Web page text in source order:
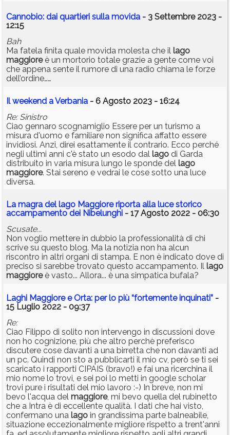
Cannobio: dai quartieri sulla movida - 3 Settembre 2023 -
12:15
Bah
Ma fatela finita quale movida molesta che il lago
maggioreè un mortorio totale grazie a gente come voi
che appena sente il rumore di una radio chiama le forze
dell’ordine……
Il weekend a Verbania - 6 Agosto 2023 - 16:24
Re: Sinistro
Ciao gennaro scognamiglio Essere per un turismo a
misura d'uomo e familiare non significa affatto essere
invidiosi. Anzi, direi esattamente il contrario. Ecco perché
negli ultimi anni c'è stato un esodo dal lago di Garda
distribuito in varia misura lungo le sponde del lago
maggiore. Stai sereno e vedrai le cose sotto una luce
diversa.
La magra del lago Maggiore riporta alla luce storico
accampamento dei Nibelunghi - 17 Agosto 2022 - 06:30
Scusate...
Non voglio mettere in dubbio la professionalità di chi
scrive su questo blog. Ma la notizia non ha alcun
riscontro in altri organi di stampa. E non è indicato dove di
preciso si sarebbe trovato questo accampamento. Il lago
maggioreè vasto... Allora... è una simpatica bufala?
Laghi Maggiore e Orta: per lo più “fortemente inquinati” -
15 Luglio 2022 - 09:37
Re:
Ciao Filippo di solito non intervengo in discussioni dove
non ho cognizione, più che altro perchè preferisco
discutere cose davanti a una birretta che non davanti ad
un pc. Quindi non sto a pubblicarti il mio cv, però se ti sei
scaricato i rapporti CIPAIS (bravo!) e fai una ricerchina il
mio nome lo trovi, e sei poi lo metti in google scholar
trovi pure i risultati del mio lavoro :-) In breve, non mi
bevo l'acqua del maggiore, mi bevo quella del rubinetto
che a Intra è di eccellente qualità. I dati che hai visto,
confermano una lago in grandissima parte balneabile,
situazione eccezionalmente migliore rispetto a trent'anni